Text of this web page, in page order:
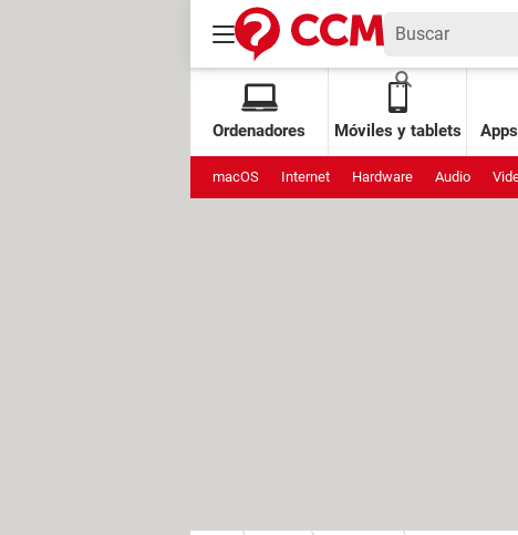
Ordenadores Móviles y tablets
macOS Internet Hardware Audio